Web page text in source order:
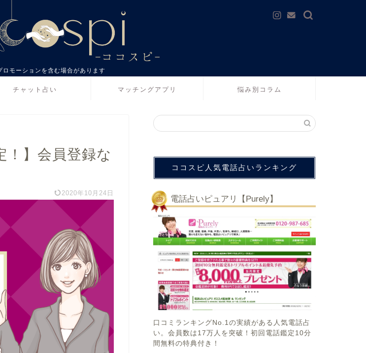
ロモーションを含む場合があります
チャット占い マッチングアプリ 悩み別コラム
！】会員登録な
2020年10月24日
ココスピ人気電話占いランキング
電話占いピュアリ【Purely】
口コミランキングNo.1の実績がある人気電話占
い。会員数は17万人を突破！初回電話鑑定10分
間無料の特典付き！